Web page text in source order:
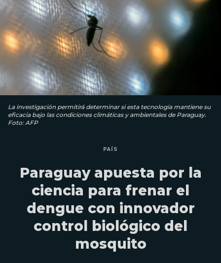
La investigación permitirá determinar si esta tecnología mantiene su
eficacia bajo las condiciones climáticas y ambientales de Paraguay.
Foto: AFP
PAÍS
Paraguay apuesta por la
ciencia para frenar el
dengue con innovador
control biológico del
mosquito